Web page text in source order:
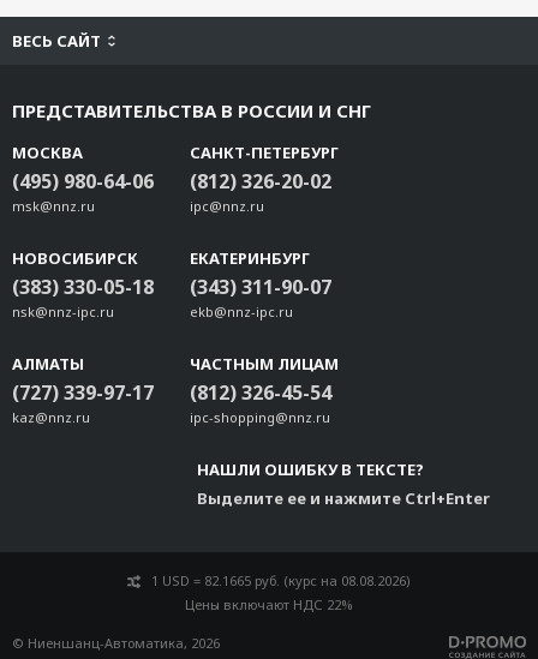
ВЕСЬ САЙТ
ПРЕДСТАВИТЕЛЬСТВА В РОССИИ И СНГ
МОСКВА
(495) 980-64-06
msk@nnz.ru
САНКТ-ПЕТЕРБУРГ
(812) 326-20-02
ipc@nnz.ru
НОВОСИБИРСК
(383) 330-05-18
nsk@nnz-ipc.ru
ЕКАТЕРИНБУРГ
(343) 311-90-07
ekb@nnz-ipc.ru
АЛМАТЫ
(727) 339-97-17
kaz@nnz.ru
ЧАСТНЫМ ЛИЦАМ
(812) 326-45-54
ipc-shopping@nnz.ru
НАШЛИ ОШИБКУ В ТЕКСТЕ?
Выделите ее и нажмите Ctrl+Enter
1 USD = 82.1665 руб. (курс на 08.08.2026)
Цены включают НДС 22%
© Ниеншанц-Автоматика, 2026